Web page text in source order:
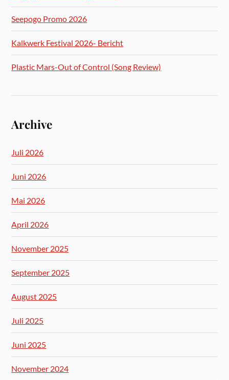
Seepogo Promo 2026
Kalkwerk Festival 2026- Bericht
Plastic Mars-Out of Control (Song Review)
Archive
Juli 2026
Juni 2026
Mai 2026
April 2026
November 2025
September 2025
August 2025
Juli 2025
Juni 2025
November 2024